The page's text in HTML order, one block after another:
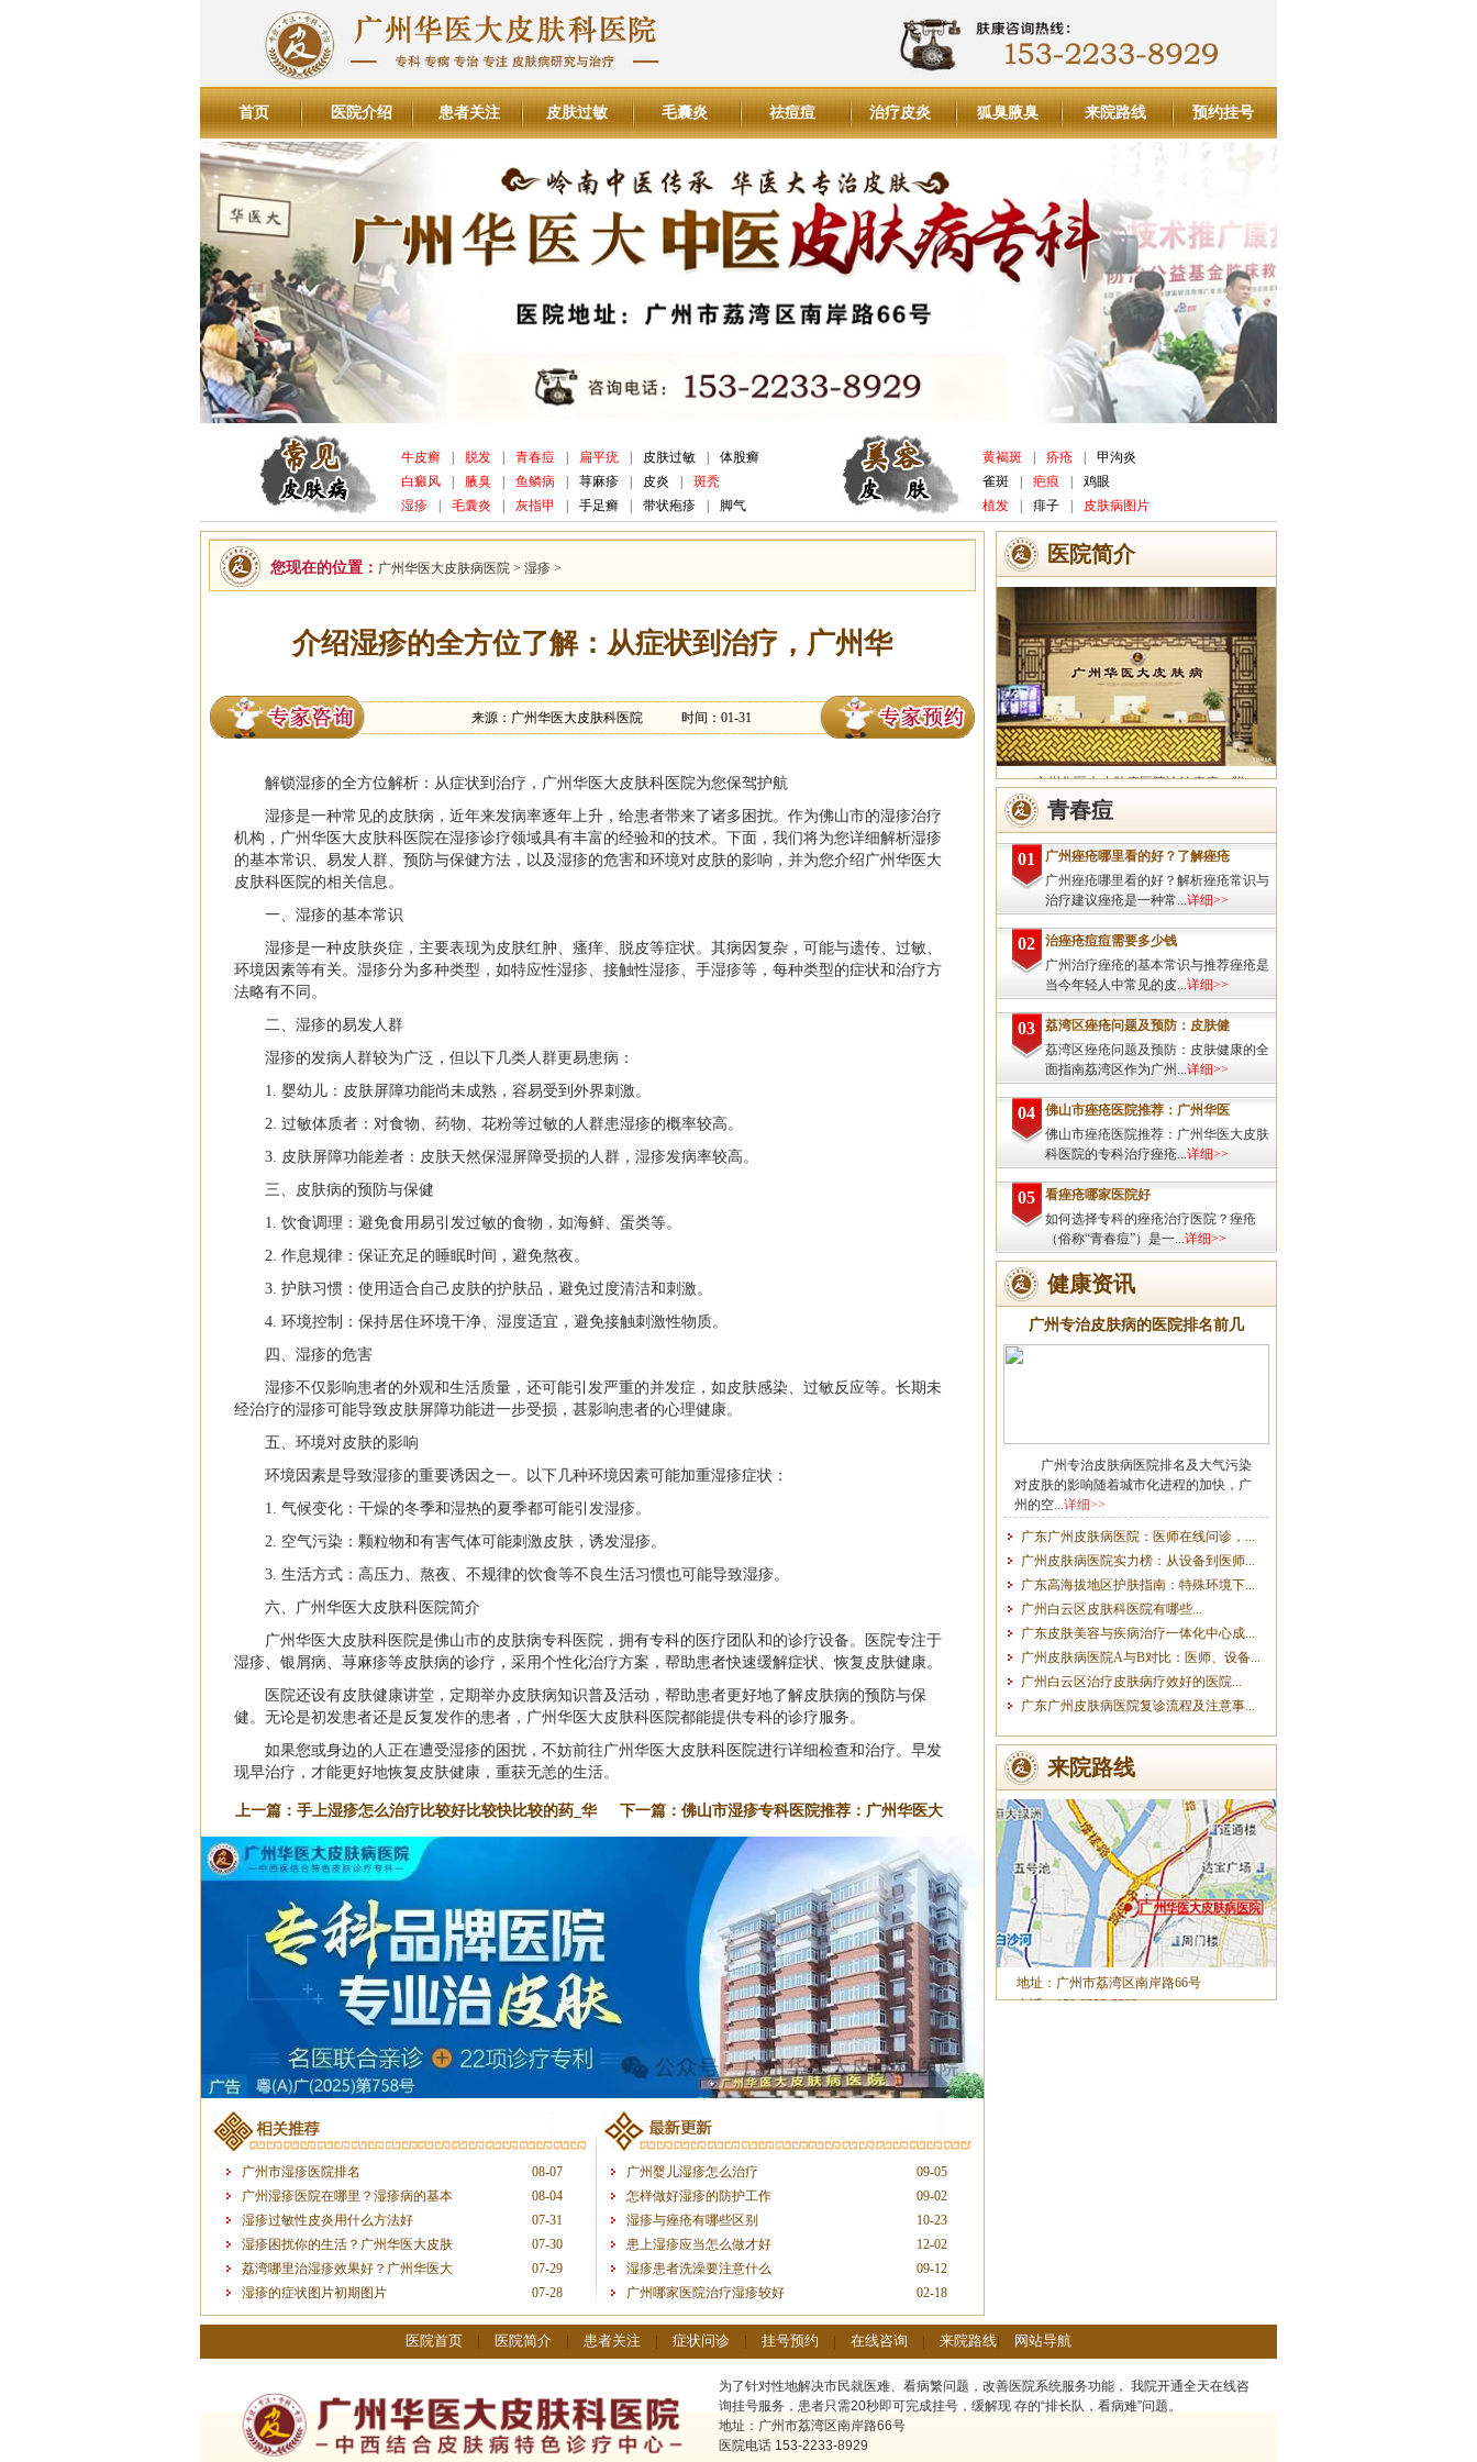
首页 医院介绍 患者关注 皮肤过敏 毛囊炎 祛痘痘 治疗皮炎 狐臭腋臭 来院路线 预约挂号
牛皮癣 脱发 青春痘 扁平疣 皮肤过敏
体股癣
白癜风
腋臭 鱼鳞病 荨麻疹 皮炎
斑秃
湿疹
毛囊炎 灰指甲 手足癣 带状疱疹 脚气
黄褐斑 疥疮
甲沟炎
雀斑
疤痕
鸡眼
植发
痱子 皮肤病图片
您现在的位置： 广州华医大皮肤病医院 > 湿疹 >
介绍湿疹的全方位了解：从症状到治疗，广州华
来源：广州华医大皮肤科医院 时间：01-31
解锁湿疹的全方位解析：从症状到治疗，广州华医大皮肤科医院为您保驾护航
湿疹是一种常见的皮肤病，近年来发病率逐年上升，给患者带来了诸多困扰。作为佛山市的湿疹治疗
机构，广州华医大皮肤科医院在湿疹诊疗领域具有丰富的经验和的技术。下面，我们将为您详细解析湿疹
的基本常识、易发人群、预防与保健方法，以及湿疹的危害和环境对皮肤的影响，并为您介绍广州华医大
皮肤科医院的相关信息。
一、湿疹的基本常识
湿疹是一种皮肤炎症，主要表现为皮肤红肿、瘙痒、脱皮等症状。其病因复杂，可能与遗传、过敏、
环境因素等有关。湿疹分为多种类型，如特应性湿疹、接触性湿疹、手湿疹等，每种类型的症状和治疗方
法略有不同。
二、湿疹的易发人群
湿疹的发病人群较为广泛，但以下几类人群更易患病：
1. 婴幼儿：皮肤屏障功能尚未成熟，容易受到外界刺激。
2. 过敏体质者：对食物、药物、花粉等过敏的人群患湿疹的概率较高。
3. 皮肤屏障功能差者：皮肤天然保湿屏障受损的人群，湿疹发病率较高。
三、皮肤病的预防与保健
1. 饮食调理：避免食用易引发过敏的食物，如海鲜、蛋类等。
2. 作息规律：保证充足的睡眠时间，避免熬夜。
3. 护肤习惯：使用适合自己皮肤的护肤品，避免过度清洁和刺激。
4. 环境控制：保持居住环境干净、湿度适宜，避免接触刺激性物质。
四、湿疹的危害
湿疹不仅影响患者的外观和生活质量，还可能引发严重的并发症，如皮肤感染、过敏反应等。长期未
经治疗的湿疹可能导致皮肤屏障功能进一步受损，甚影响患者的心理健康。
五、环境对皮肤的影响
环境因素是导致湿疹的重要诱因之一。以下几种环境因素可能加重湿疹症状：
1. 气候变化：干燥的冬季和湿热的夏季都可能引发湿疹。
2. 空气污染：颗粒物和有害气体可能刺激皮肤，诱发湿疹。
3. 生活方式：高压力、熬夜、不规律的饮食等不良生活习惯也可能导致湿疹。
六、广州华医大皮肤科医院简介
广州华医大皮肤科医院是佛山市的皮肤病专科医院，拥有专科的医疗团队和的诊疗设备。医院专注于
湿疹、银屑病、荨麻疹等皮肤病的诊疗，采用个性化治疗方案，帮助患者快速缓解症状、恢复皮肤健康。
医院还设有皮肤健康讲堂，定期举办皮肤病知识普及活动，帮助患者更好地了解皮肤病的预防与保
健。无论是初发患者还是反复发作的患者，广州华医大皮肤科医院都能提供专科的诊疗服务。
如果您或身边的人正在遭受湿疹的困扰，不妨前往广州华医大皮肤科医院进行详细检查和治疗。早发
现早治疗，才能更好地恢复皮肤健康，重获无恙的生活。
下一篇： 佛山市湿疹专科医院推荐：广州华医大
上一篇： 手上湿疹怎么治疗比较好比较快比较的药_华
08-07
广州市湿疹医院排名
08-04
广州湿疹医院在哪里？湿疹病的基本
07-31
湿疹过敏性皮炎用什么方法好
07-30
湿疹困扰你的生活？广州华医大皮肤
07-29
荔湾哪里治湿疹效果好？广州华医大
07-28
湿疹的症状图片初期图片
09-05
广州婴儿湿疹怎么治疗
09-02
怎样做好湿疹的防护工作
10-23
湿疹与痤疮有哪些区别
12-02
患上湿疹应当怎么做才好
09-12
湿疹患者洗澡要注意什么
02-18
广州哪家医院治疗湿疹较好
医院简介
广州华医大皮肤病医院诊治痤疮、脱
发、灰指甲、荨麻疹、湿疹、皮炎、斑秃、
皮肤过敏、扁平疣、带状疱疹、皮肤瘙痒、
皮肤过敏等皮肤疾病的治疗方面...详细>>
青春痘
01
广州痤疮哪里看的好？了解痤疮
广州痤疮哪里看的好？解析痤疮常识与
治疗建议痤疮是一种常...详细>>
02
治痤疮痘痘需要多少钱
广州治疗痤疮的基本常识与推荐痤疮是
当今年轻人中常见的皮...详细>>
03
荔湾区痤疮问题及预防：皮肤健
荔湾区痤疮问题及预防：皮肤健康的全
面指南荔湾区作为广州...详细>>
04
佛山市痤疮医院推荐：广州华医
佛山市痤疮医院推荐：广州华医大皮肤
科医院的专科治疗痤疮...详细>>
05
看痤疮哪家医院好
如何选择专科的痤疮治疗医院？痤疮
（俗称“青春痘”）是一...详细>>
健康资讯
广州专治皮肤病的医院排名前几
广州专治皮肤病医院排名及大气污染
对皮肤的影响随着城市化进程的加快，广
州的空...详细>>
广东广州皮肤病医院：医师在线问诊，...
广州皮肤病医院实力榜：从设备到医师...
广东高海拔地区护肤指南：特殊环境下...
广州白云区皮肤科医院有哪些...
广东皮肤美容与疾病治疗一体化中心成...
广州皮肤病医院A与B对比：医师、设备...
广州白云区治疗皮肤病疗效好的医院...
广东广州皮肤病医院复诊流程及注意事...
来院路线
地址：广州市荔湾区南岸路66号
电话：153-2233-8929
医院首页 | 医院简介 | 患者关注 | 症状问诊 | 挂号预约 | 在线咨询 | 来院路线| 网站导航
为了针对性地解决市民就医难、看病繁问题，改善医院系统服务功能， 我院开通全天在线咨
询挂号服务，患者只需20秒即可完成挂号，缓解现 存的“排长队，看病难”问题。
地址：广州市荔湾区南岸路66号
医院电话 153-2233-8929